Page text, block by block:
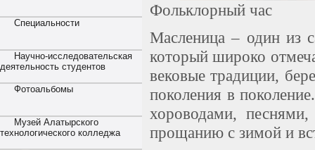
Специальности
Научно-исследовательская
деятельность студентов
Фотоальбомы
Музей Алатырского
технологического колледжа
Фольклорный час
Масленица – один из
который широко
вековые традиции,
поколения в
хороводами,
прощанию с зимой и